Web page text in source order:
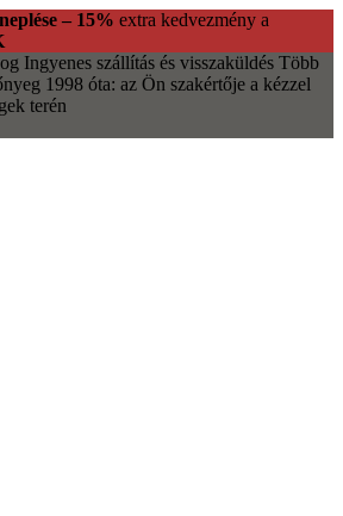
– 15% extra kedvezmény a
Ingyenes szállítás és visszaküldés Több
1998 óta: az Ön szakértője a kézzel
terén